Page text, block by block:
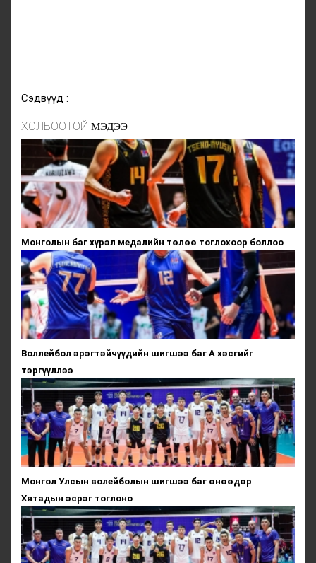
Сэдвүүд :
ХОЛБООТОЙ МЭДЭЭ
Монголын баг хүрэл медалийн төлөө тоглохоор боллоо
Воллейбол эрэгтэйчүүдийн шигшээ баг А хэсгийг
тэргүүллээ
Монгол Улсын волейболын шигшээ баг өнөөдөр
Хятадын эсрэг тоглоно